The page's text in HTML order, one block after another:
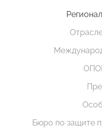
Бюро по защите